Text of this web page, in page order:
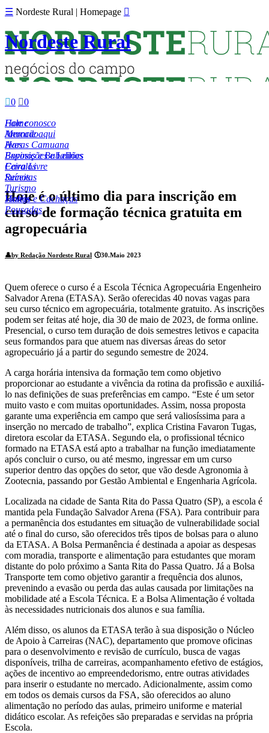
☰ Nordeste Rural | Homepage 
Nordeste Rural
0 0
Fale conosco
Anuncie aqui
Home
Mercado
Aves
Bovinos e Bubalinos
Cavalos
Suínos
Haras Camuana
Exposições e Leilões
Feira Livre
Receitas
Turismo
Hotéis
Pousadas
Vinhos e Cachaças
Hoje é o último dia para inscrição em
curso de formação técnica gratuita em
agropecuária
👤by Redação Nordeste Rural 🕔30.Maio 2023
Quem oferece o curso é a Escola Técnica Agropecuária Engenheiro
Salvador Arena (ETASA). Serão oferecidas 40 novas vagas para
seu curso técnico em agropecuária, totalmente gratuito. As inscrições
podem ser feitas até hoje, dia 30 de maio de 2023, de forma online.
Presencial, o curso tem duração de dois semestres letivos e capacita
seus formandos para que atuem nas diversas áreas do setor
agropecuário já a partir do segundo semestre de 2024.
A carga horária intensiva da formação tem como objetivo
proporcionar ao estudante a vivência da rotina da profissão e auxiliá-
lo nas definições de suas preferências em campo. “Este é um setor
muito vasto e com muitas oportunidades. Assim, nossa proposta
garante uma experiência em campo que será valiosíssima para a
inserção no mercado de trabalho”, explica Cristina Favaron Tugas,
diretora escolar da ETASA. Segundo ela, o profissional técnico
formado na ETASA está apto a trabalhar na função imediatamente
após concluir o curso, ou até mesmo, ingressar em um curso
superior dentro das opções do setor, que vão desde Agronomia à
Zootecnia, passando por Gestão Ambiental e Engenharia Agrícola.
Localizada na cidade de Santa Rita do Passa Quatro (SP), a escola é
mantida pela Fundação Salvador Arena (FSA). Para contribuir para
a permanência dos estudantes em situação de vulnerabilidade social
até o final do curso, são oferecidos três tipos de bolsas para o aluno
da ETASA. A Bolsa Permanência é destinada a apoiar as despesas
com moradia, transporte e alimentação para estudantes que moram
distante do polo próximo a Santa Rita do Passa Quatro. Já a Bolsa
Transporte tem como objetivo garantir a frequência dos alunos,
prevenindo a evasão ou perda das aulas causada por limitações na
mobilidade até a Escola Técnica. E a Bolsa Alimentação é voltada
às necessidades nutricionais dos alunos e sua família.
Além disso, os alunos da ETASA terão à sua disposição o Núcleo
de Apoio à Carreiras (NAC), departamento que promove oficinas
para o desenvolvimento e revisão de currículo, busca de vagas
disponíveis, trilha de carreiras, acompanhamento efetivo de estágios,
ações de incentivo ao empreendedorismo, entre outras atividades
para inserir o estudante no mercado. Adicionalmente, assim como
em todos os demais cursos da FSA, são oferecidos ao aluno
alimentação no período das aulas, primeiro uniforme e material
didático escolar. As refeições são preparadas e servidas na própria
Escola.